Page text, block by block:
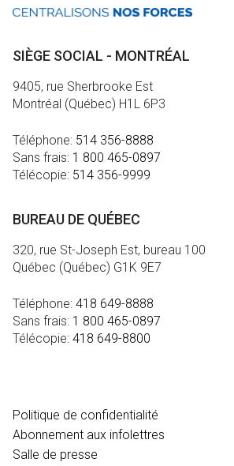
SIÈGE SOCIAL - MONTRÉAL
9405, rue Sherbrooke Est
Montréal (Québec) H1L 6P3
Téléphone: 514 356-8888
Sans frais: 1 800 465-0897
Télécopie: 514 356-9999
BUREAU DE QUÉBEC
320, rue St-Joseph Est, bureau 100
Québec (Québec) G1K 9E7
Téléphone: 418 649-8888
Sans frais: 1 800 465-0897
Télécopie: 418 649-8800
Politique de confidentialité
Abonnement aux infolettres
Salle de presse